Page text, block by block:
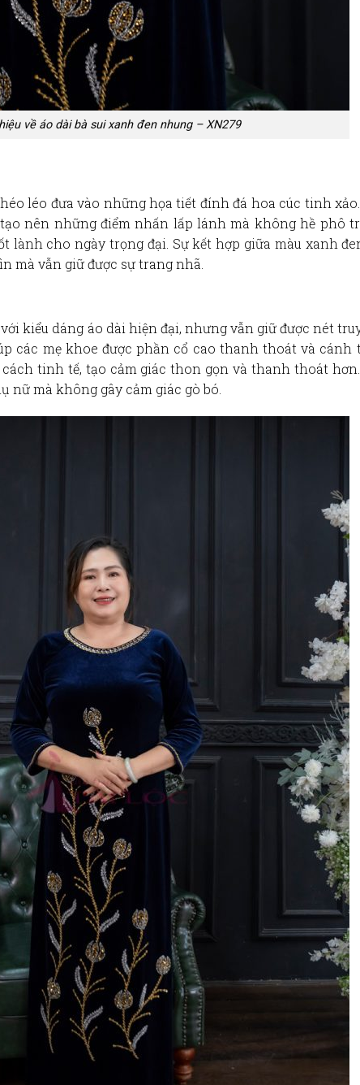
về áo dài bà sui xanh đen nhung – XN279
léo đưa vào những họa tiết đính đá hoa cúc tinh
nên những điểm nhấn lấp lánh mà không hề phô
cho ngày trọng đại. Sự kết hợp giữa màu xanh
mà vẫn giữ được sự trang nhã.
vớikiểu dáng áo dài hiện đại, nhưng vẫn giữ được nét
các mẹ khoe được phần cổ cao thanh thoát và cánh
tinh tế, tạo cảm giác thon gọn và thanh thoát
nữ mà không gây cảm giác gò bó.